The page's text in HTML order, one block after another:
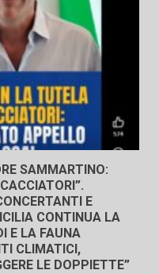
SAMMARTINO:
E
CONTINUA LA
E LA FAUNA
CLIMATICI,
LE DOPPIETTE”